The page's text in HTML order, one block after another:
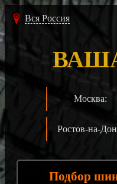
Вся Россия
Москва:
Ростов-на-
Подбор